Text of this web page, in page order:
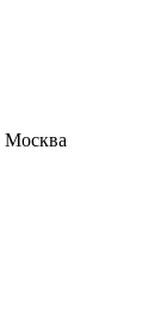
Москва